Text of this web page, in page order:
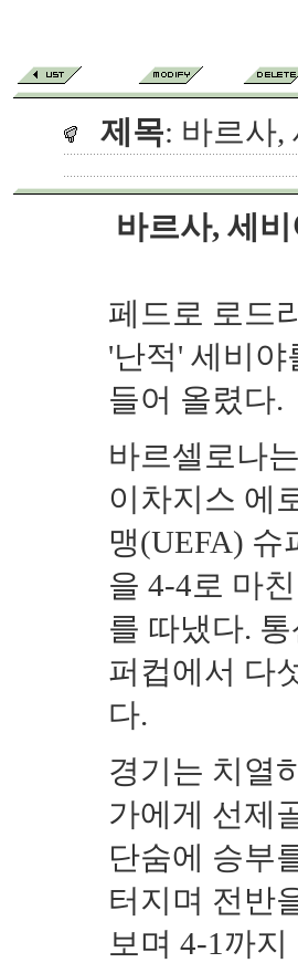
제목: 바르사,
바르사, 세
페드로 로드
'난적' 세비
들어 올렸다.
바르셀로나
이차지스 에
맹(UEFA) 슈
을 4-4로 마
를 따냈다.
퍼컵에서 다
다.
경기는 치열
가에게 선제
단숨에 승부
터지며 전반
보며 4-1까